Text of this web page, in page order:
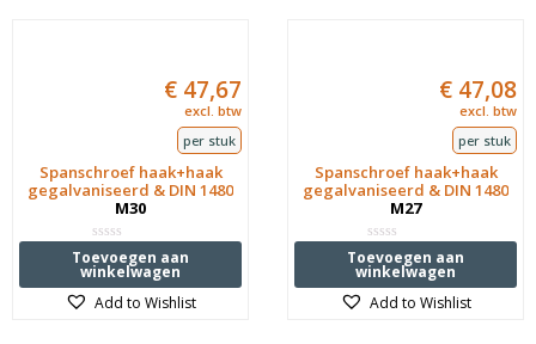
Spanschroef haak+haak
gegalvaniseerd & DIN 1480
M30
Waardering
0
uit
5
€ 47,67
excl. btw
per stuk
Toevoegen aan
winkelwagen
Add to Wishlist
Spanschroef haak+haak
gegalvaniseerd & DIN 1480
M27
Waardering
0
uit
5
€ 47,08
excl. btw
per stuk
Toevoegen aan
winkelwagen
Add to Wishlist